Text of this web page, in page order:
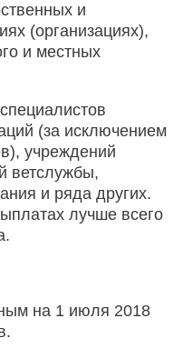
и
(организациях),
и местных
(за исключением
учреждений
ветслужбы,
и ряда других.
лучше всего
на 1 июля 2018